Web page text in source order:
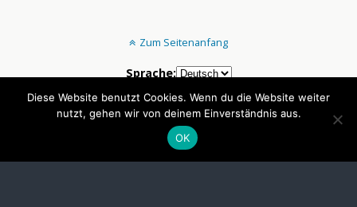
Zum Seitenanfang
Sprache:
Mobil Desktop
Diese Website benutzt Cookies. Wenn du die Website weiter
nutzt, gehen wir von deinem Einverständnis aus.
OK